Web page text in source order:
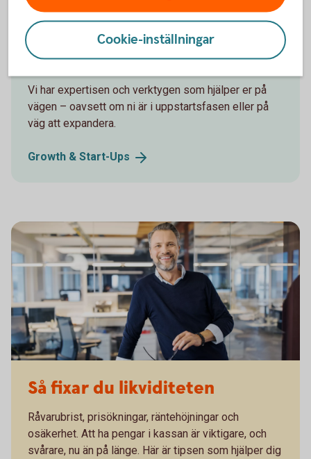
Småföretag
Nystartade eller växande bolag
Vi har expertisen och verktygen som hjälper er på
vägen – oavsett om ni är i uppstartsfasen eller på
väg att expandera.
Growth & Start-Ups
Så fixar du likviditeten
Råvarubrist, prisökningar, räntehöjningar och
osäkerhet. Att ha pengar i kassan är viktigare, och
svårare, nu än på länge. Här är tipsen som hjälper dig
Cookie-inställningar